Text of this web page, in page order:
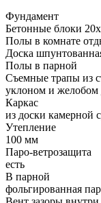
Фундамент
Бетонные блоки
Полы в комнате
Доска
Полы в парной
Съемные трапы из
уклоном и желобом
Каркас
из доски камерной
Утепление
100 мм
Паро-ветрозащита
есть
В парной
фольгированная